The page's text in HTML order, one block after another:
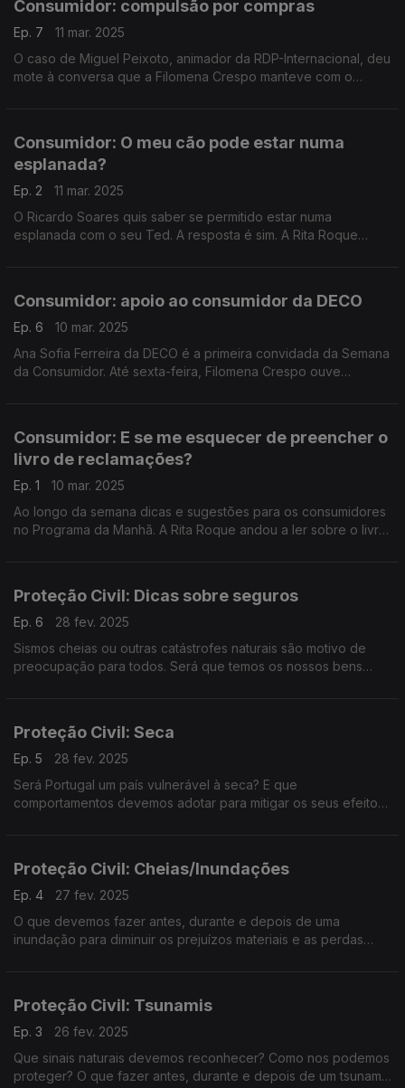
Consumidor: compulsão por compras
Ep. 7
11 mar. 2025
O caso de Miguel Peixoto, animador da RDP-Internacional, deu
mote à conversa que a Filomena Crespo manteve com o
Consumidor: O meu cão pode estar numa
esplanada?
Ep. 2
11 mar. 2025
O Ricardo Soares quis saber se permitido estar numa
esplanada com o seu Ted. A resposta é sim. A Rita Roque
Consumidor: apoio ao consumidor da DECO
Ep. 6
10 mar. 2025
Ana Sofia Ferreira da DECO é a primeira convidada da Semana
da Consumidor. Até sexta-feira, Filomena Crespo ouve
Consumidor: E se me esquecer de preencher o
livro de reclamações?
Ep. 1
10 mar. 2025
Ao longo da semana dicas e sugestões para os consumidores
no Programa da Manhã. A Rita Roque andou a ler sobre o livro
Proteção Civil: Dicas sobre seguros
Ep. 6
28 fev. 2025
Sismos cheias ou outras catástrofes naturais são motivo de
preocupação para todos. Será que temos os nossos bens
Proteção Civil: Seca
Ep. 5
28 fev. 2025
Será Portugal um país vulnerável à seca? E que
comportamentos devemos adotar para mitigar os seus efeitos?
Proteção Civil: Cheias/Inundações
Ep. 4
27 fev. 2025
O que devemos fazer antes, durante e depois de uma
inundação para diminuir os prejuízos materiais e as perdas
Proteção Civil: Tsunamis
Ep. 3
26 fev. 2025
Que sinais naturais devemos reconhecer? Como nos podemos
proteger? O que fazer antes, durante e depois de um tsunami?